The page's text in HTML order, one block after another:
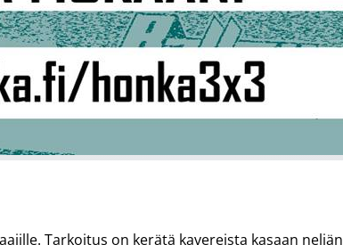
Tarkoitus on kerätä kavereista kasaan neljän